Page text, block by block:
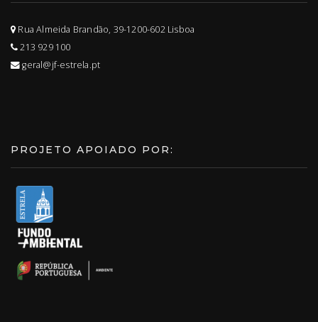
Rua Almeida Brandão, 39-1200-602 Lisboa
213 929 100
geral@jf-estrela.pt
PROJETO APOIADO POR: